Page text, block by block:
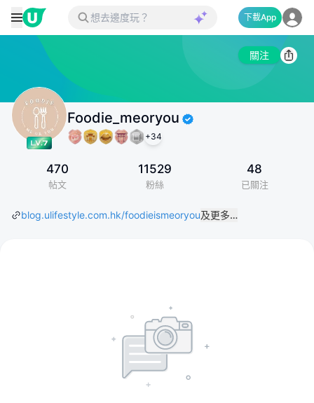
下載App
關注
Foodie_meoryou
+34
470
帖文
11529
粉絲
48
已關注
blog.ulifestyle.com.hk/foodieismeoryou及更多…